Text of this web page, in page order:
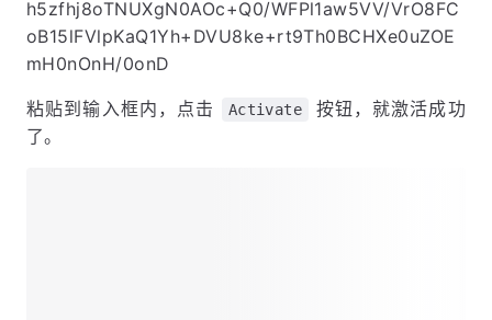
h5zfhj8oTNUXgN0AOc+Q0/WFPl1aw5VV/VrO8FC
oB15lFVlpKaQ1Yh+DVU8ke+rt9Th0BCHXe0uZOE
mH0nOnH/0onD
粘贴到输入框内，点击 Activate
按钮，就激活成功
了。